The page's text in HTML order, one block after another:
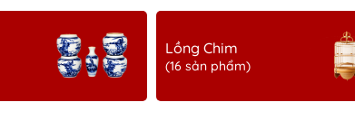
Lồng Chim
(16 sản phẩm)